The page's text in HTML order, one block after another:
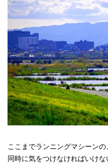
ここまでランニングマシーン
同時に気をつけなければいけ